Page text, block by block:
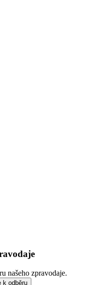
našeho zpravodaje.
k odběru